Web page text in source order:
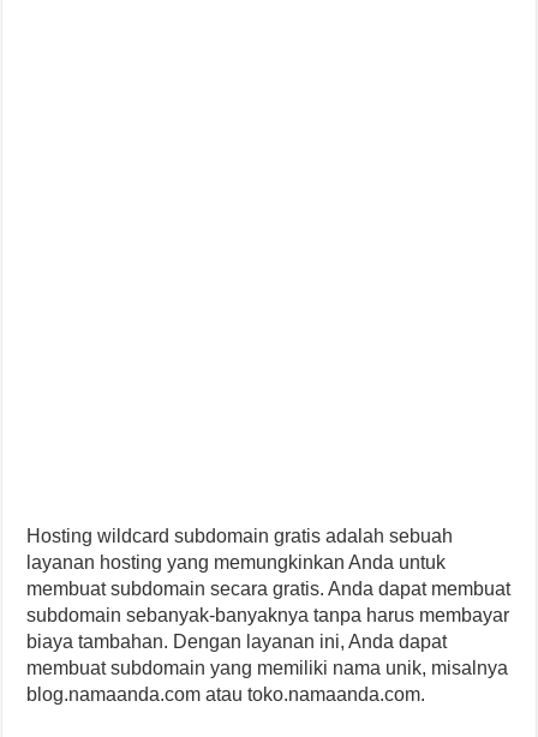
Hosting wildcard subdomain gratis adalah sebuah
layanan hosting yang memungkinkan Anda untuk
membuat subdomain secara gratis. Anda dapat membuat
subdomain sebanyak-banyaknya tanpa harus membayar
biaya tambahan. Dengan layanan ini, Anda dapat
membuat subdomain yang memiliki nama unik, misalnya
blog.namaanda.com atau toko.namaanda.com.